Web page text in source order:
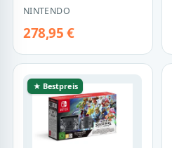
Edition] grau
NINTENDO
278,95 €
★ Bestpreis